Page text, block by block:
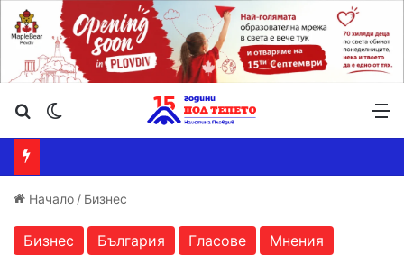
Търсене ...
Начало / Бизнес
Бизнес България Гласове
Мнения